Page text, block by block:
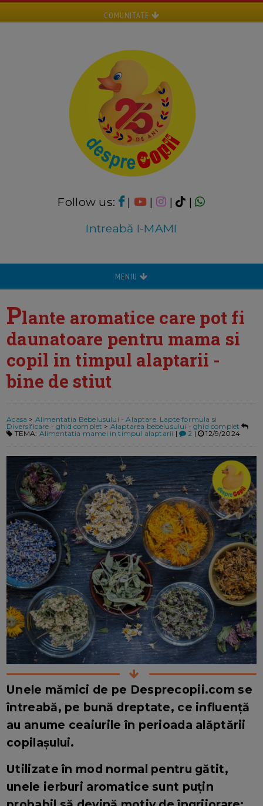
COMUNITATE
Follow us: | | |
|
Intreabă I-MAMI
MENIU
Plante aromatice care pot fi
daunatoare pentru mama si
copil in timpul alaptarii -
bine de stiut
Acasa > Alimentatia Bebelusului - Alaptare, Lapte formula si
Diversificare - ghid complet > Alaptarea bebelusului - ghid complet
TEMA: Alimentatia mamei in timpul alaptarii | 2 | 12/9/2024
Unele mămici de pe Desprecopii.com se
întreabă, pe bună dreptate, ce influență
au anume ceaiurile în perioada alăptării
copilașului.
Utilizate în mod normal pentru gătit,
unele ierburi aromatice sunt puțin